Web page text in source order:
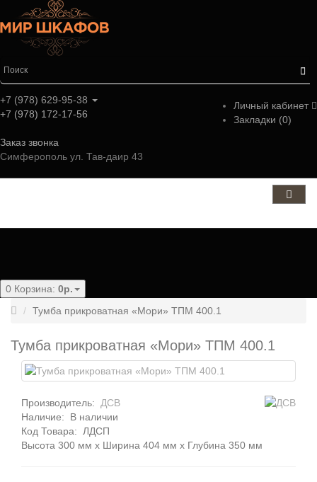
Личный кабинет
Закладки (0)
+7 (978) 629-95-38
+7 (978) 172-17-56
Заказ звонка
Симферополь ул. Тав-даир 43
0 Корзина: 0р.
Тумба прикроватная «Мори» ТПМ 400.1
Тумба прикроватная «Мори» ТПМ 400.1
Производитель:
ДСВ
Наличие: В наличии
Код Товара:
ЛДСП
Высота 300 мм x Ширина 404 мм x Глубина 350 мм